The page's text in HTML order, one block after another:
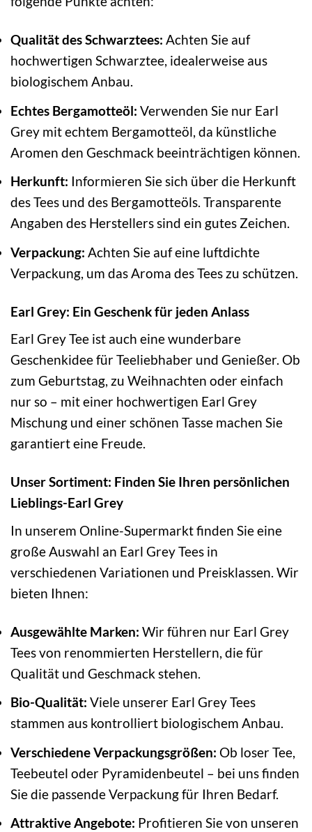
Qualität des Schwarztees: Achten Sie auf
hochwertigen Schwarztee, idealerweise aus
biologischem Anbau.
Echtes Bergamotteöl: Verwenden Sie nur Earl
Grey mit echtem Bergamotteöl, da künstliche
Aromen den Geschmack beeinträchtigen können.
Herkunft: Informieren Sie sich über die Herkunft
des Tees und des Bergamotteöls. Transparente
Angaben des Herstellers sind ein gutes Zeichen.
Verpackung: Achten Sie auf eine luftdichte
Verpackung, um das Aroma des Tees zu schützen.
Earl Grey: Ein Geschenk für jeden Anlass
Earl Grey Tee ist auch eine wunderbare
Geschenkidee für Teeliebhaber und Genießer. Ob
zum Geburtstag, zu Weihnachten oder einfach
nur so – mit einer hochwertigen Earl Grey
Mischung und einer schönen Tasse machen Sie
garantiert eine Freude.
Unser Sortiment: Finden Sie Ihren persönlichen
Lieblings-Earl Grey
In unserem Online-Supermarkt finden Sie eine
große Auswahl an Earl Grey Tees in
verschiedenen Variationen und Preisklassen. Wir
bieten Ihnen:
Ausgewählte Marken: Wir führen nur Earl Grey
Tees von renommierten Herstellern, die für
Qualität und Geschmack stehen.
Bio-Qualität: Viele unserer Earl Grey Tees
stammen aus kontrolliert biologischem Anbau.
Verschiedene Verpackungsgrößen: Ob loser Tee,
Teebeutel oder Pyramidenbeutel – bei uns finden
Sie die passende Verpackung für Ihren Bedarf.
Attraktive Angebote: Profitieren Sie von unseren